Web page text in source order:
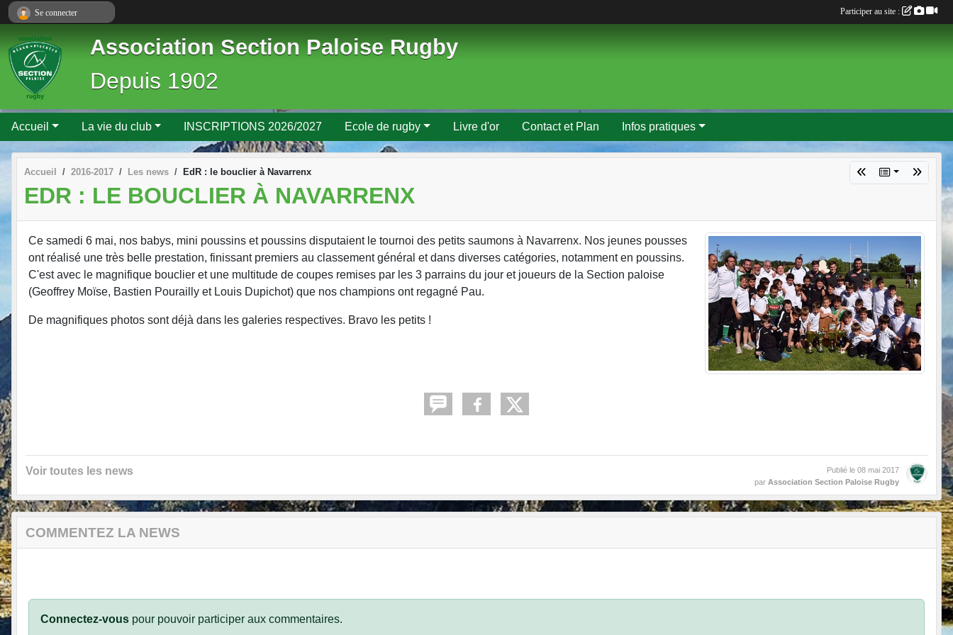
Association Section Paloise Rugby
Depuis 1902
Accueil La vie du club INSCRIPTIONS 2026/2027 Ecole de rugby Livre d'or Contact et Plan Infos pratiques
Accueil 2016-2017 Les news EdR : le bouclier à Navarrenx
EDR : LE BOUCLIER À NAVARRENX
Ce samedi 6 mai, nos babys, mini poussins et poussins disputaient le tournoi des petits saumons à Navarrenx. Nos jeunes pousses
ont réalisé une très belle prestation, finissant premiers au classement général et dans diverses catégories, notamment en poussins.
C'est avec le magnifique bouclier et une multitude de coupes remises par les 3 parrains du jour et joueurs de la Section paloise
(Geoffrey Moïse, Bastien Pourailly et Louis Dupichot) que nos champions ont regagné Pau.
De magnifiques photos sont déjà dans les galeries respectives. Bravo les petits !
Voir toutes les news Publié le 08 mai 2017
par Association Section Paloise Rugby
COMMENTEZ LA NEWS
Connectez-vous pour pouvoir participer aux commentaires.
Se connecter Participer au site :
Panneau de gestion des cookies